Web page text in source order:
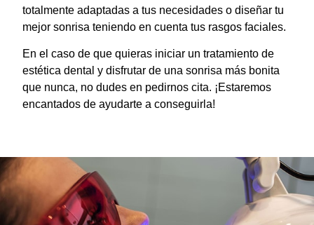
totalmente adaptadas a tus necesidades o diseñar tu
mejor sonrisa teniendo en cuenta tus rasgos faciales.
En el caso de que quieras iniciar un tratamiento de
estética dental y disfrutar de una sonrisa más bonita
que nunca, no dudes en pedirnos cita. ¡Estaremos
encantados de ayudarte a conseguirla!